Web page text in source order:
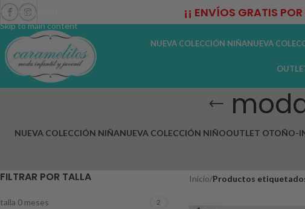
Skip to navigation
Skip to main content
¡¡ ENVÍOS GRATIS
NUEVA COLECCIÓN NIÑANUEVA
NUEVA COLECCIÓN NIÑANUEVA COLECCIÓN NIÑOOUTLET OTOÑO-
FILTRAR POR TALLA
talla 0 meses 2
Inicio/Productos